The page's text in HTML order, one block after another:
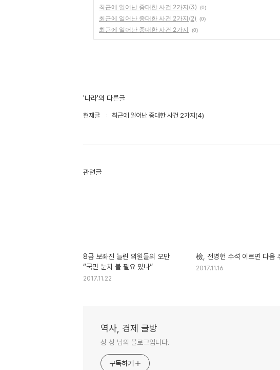
최근에 일어난 중대한 사건 2가지(3) (0)
최근에 일어난 중대한 사건 2가지(2) (0)
최근에 일어난 중대한 사건 2가지 (0)
'나라'의 다른글
현재글 최근에 일어난 중대한 사건 2가지(4)
관련글
8급 보좌진 늘린 의원들의 오만
“국민 눈치 볼 필요 있나”
2017.11.22
檢, 전병헌 수석 이르면 다음
2017.11.16
역사, 경제 글방
상 상 님의 블로그입니다.
구독하기